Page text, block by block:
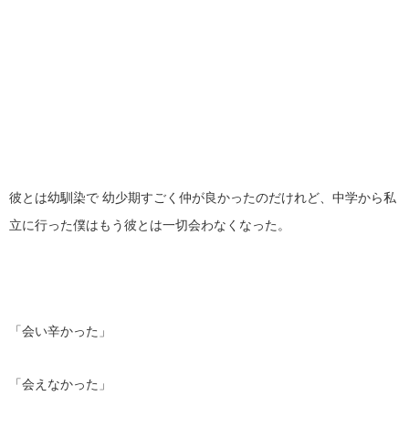
彼とは幼馴染で 幼少期すごく仲が良かったのだけれど、中学から私
立に行った僕はもう彼とは一切会わなくなった。
「会い辛かった」
「会えなかった」